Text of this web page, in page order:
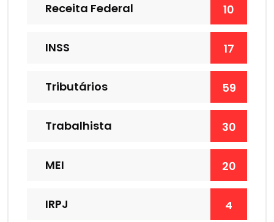
Receita Federal 10
INSS 17
Tributários 59
Trabalhista 30
MEI 20
IRPJ 4